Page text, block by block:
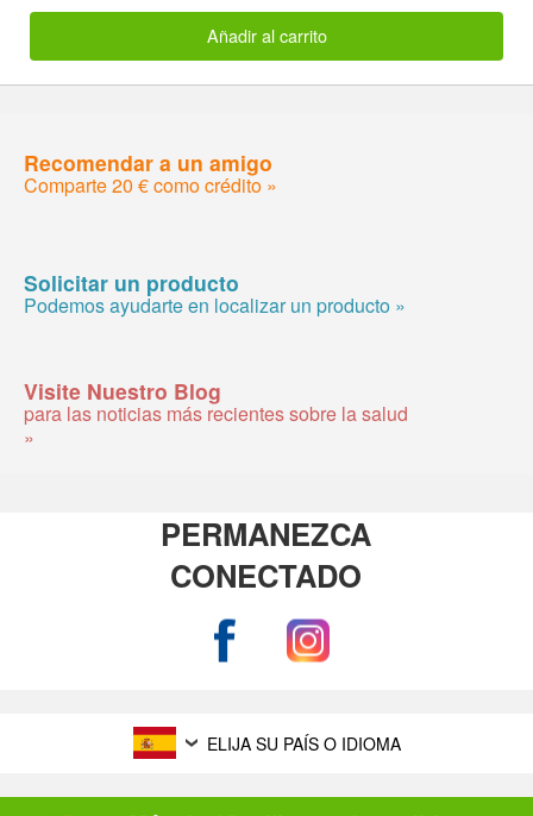
Añadir al carrito
Recomendar a un amigo
Comparte 20 € como crédito »
Solicitar un producto
Podemos ayudarte en localizar un producto »
Visite Nuestro Blog
para las noticias más recientes sobre la salud
»
PERMANEZCA
CONECTADO
ELIJA SU PAÍS O IDIOMA